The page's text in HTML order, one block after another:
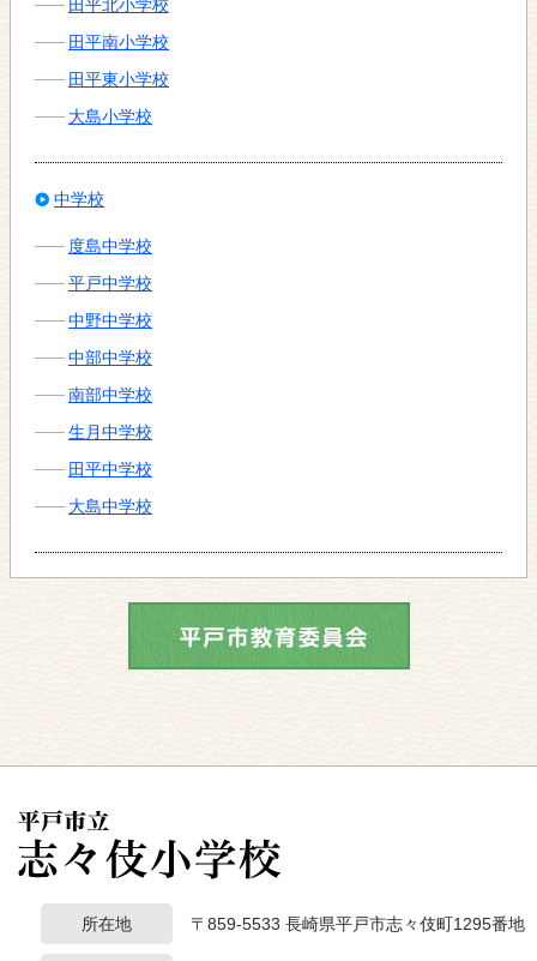
田平北小学校
田平南小学校
田平東小学校
大島小学校
中学校
度島中学校
平戸中学校
中野中学校
中部中学校
南部中学校
生月中学校
田平中学校
大島中学校
所在地 〒859-5533 長崎県平戸市志々伎町1295番地